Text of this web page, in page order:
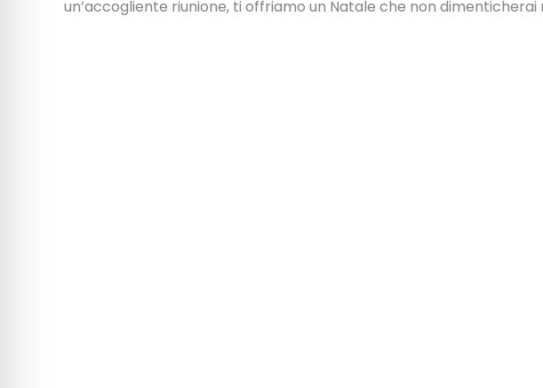
un’accogliente riunione, ti offriamo un Natale che non dimenticherai